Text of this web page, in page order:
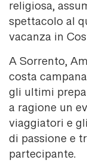
religiosa,
spettacolo al
vacanza in
A Sorrento,
costa
gli ultimi
a ragione un
viaggiatori e
di passione e
partecipante.